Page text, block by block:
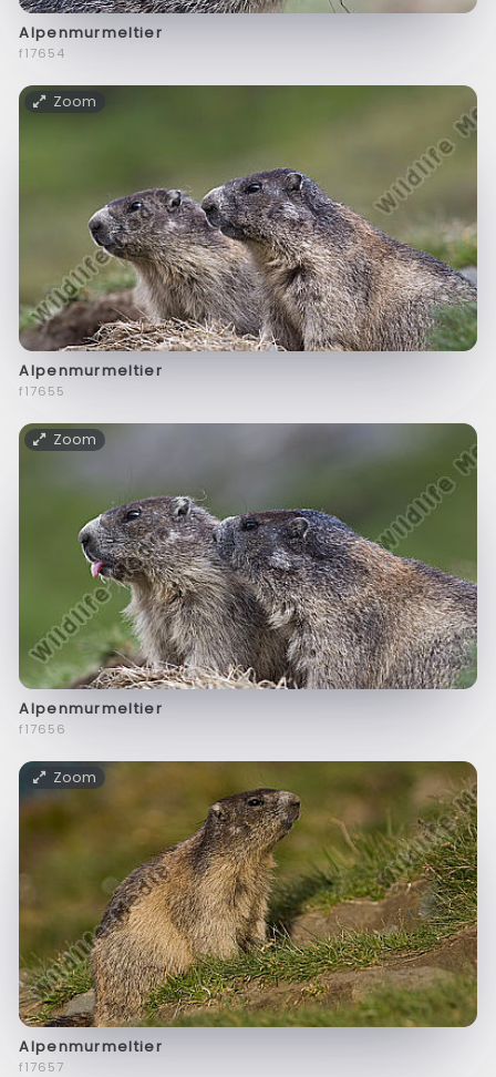
Alpenmurmeltier
f17654
Zoom
Alpenmurmeltier
f17655
Zoom
Alpenmurmeltier
f17656
Zoom
Alpenmurmeltier
f17657